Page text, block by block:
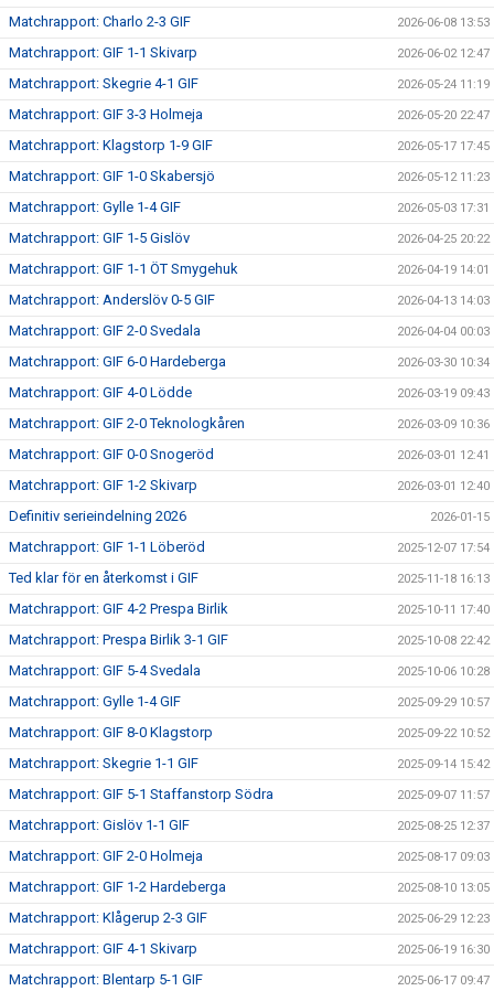
Matchrapport: Charlo 2-3 GIF 2026-06-08 13:53
Matchrapport: GIF 1-1 Skivarp 2026-06-02 12:47
Matchrapport: Skegrie 4-1 GIF 2026-05-24 11:19
Matchrapport: GIF 3-3 Holmeja 2026-05-20 22:47
Matchrapport: Klagstorp 1-9 GIF 2026-05-17 17:45
Matchrapport: GIF 1-0 Skabersjö 2026-05-12 11:23
Matchrapport: Gylle 1-4 GIF 2026-05-03 17:31
Matchrapport: GIF 1-5 Gislöv 2026-04-25 20:22
Matchrapport: GIF 1-1 ÖT Smygehuk 2026-04-19 14:01
Matchrapport: Anderslöv 0-5 GIF 2026-04-13 14:03
Matchrapport: GIF 2-0 Svedala 2026-04-04 00:03
Matchrapport: GIF 6-0 Hardeberga 2026-03-30 10:34
Matchrapport: GIF 4-0 Lödde 2026-03-19 09:43
Matchrapport: GIF 2-0 Teknologkåren 2026-03-09 10:36
Matchrapport: GIF 0-0 Snogeröd 2026-03-01 12:41
Matchrapport: GIF 1-2 Skivarp 2026-03-01 12:40
Definitiv serieindelning 2026 2026-01-15
Matchrapport: GIF 1-1 Löberöd 2025-12-07 17:54
Ted klar för en återkomst i GIF 2025-11-18 16:13
Matchrapport: GIF 4-2 Prespa Birlik 2025-10-11 17:40
Matchrapport: Prespa Birlik 3-1 GIF 2025-10-08 22:42
Matchrapport: GIF 5-4 Svedala 2025-10-06 10:28
Matchrapport: Gylle 1-4 GIF 2025-09-29 10:57
Matchrapport: GIF 8-0 Klagstorp 2025-09-22 10:52
Matchrapport: Skegrie 1-1 GIF 2025-09-14 15:42
Matchrapport: GIF 5-1 Staffanstorp Södra 2025-09-07 11:57
Matchrapport: Gislöv 1-1 GIF 2025-08-25 12:37
Matchrapport: GIF 2-0 Holmeja 2025-08-17 09:03
Matchrapport: GIF 1-2 Hardeberga 2025-08-10 13:05
Matchrapport: Klågerup 2-3 GIF 2025-06-29 12:23
Matchrapport: GIF 4-1 Skivarp 2025-06-19 16:30
Matchrapport: Blentarp 5-1 GIF 2025-06-17 09:47